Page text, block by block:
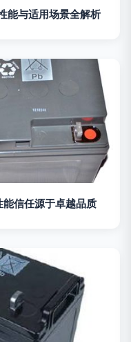
能与适用场景全解析
信任源于卓越品质